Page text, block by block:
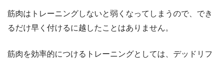
筋肉はトレーニングしないと弱くなってしまうので、でき
るだけ早く付けるに越したことはありません。
筋肉を効率的につけるトレーニングとしては、デッドリフ